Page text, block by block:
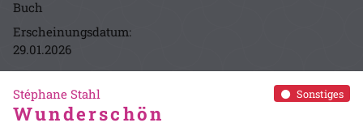
Buch
Erscheinungsdatum:
29.01.2026
Sonstiges
Stéphane Stahl
Wunderschön